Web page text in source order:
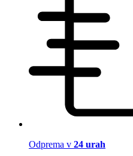
Odprema v 24 urah